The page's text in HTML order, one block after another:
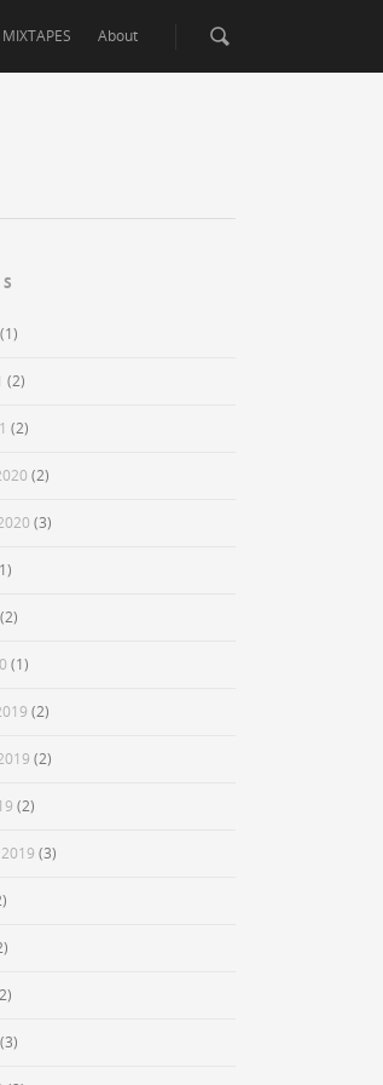
MIXTAPES About
(1)
(2)
(2)
(2)
(3)
(2)
(1)
(2)
(2)
(2)
(3)
(3)